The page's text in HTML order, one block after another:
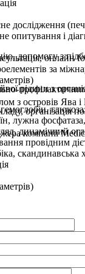
дослідження
опитування і
онлайн
за
з островів Ява і
рідини з
лужна
динамічний
провідним
допомогу з
організація
компанії